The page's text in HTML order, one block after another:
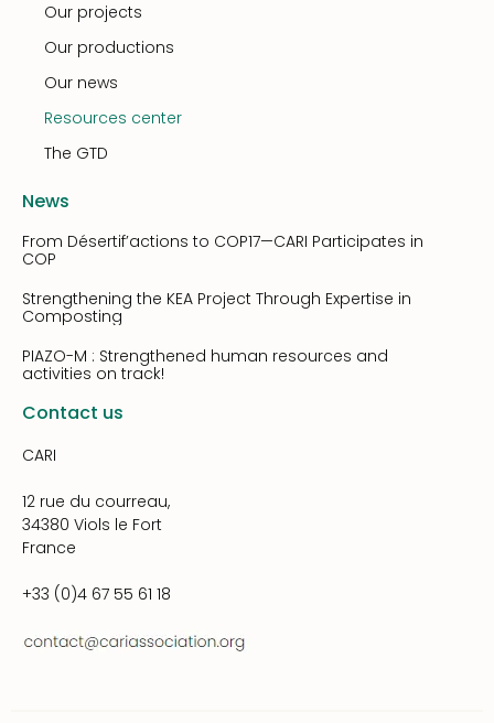
Our projects
Our productions
Our news
Resources center
The GTD
News
From Désertif’actions to COP17—CARI Participates in
COP
Strengthening the KEA Project Through Expertise in
Composting
PIAZO-M : Strengthened human resources and
activities on track!
Contact us
CARI
12 rue du courreau,
34380 Viols le Fort
France
+33 (0)4 67 55 61 18